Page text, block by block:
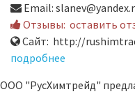
Email:
Отзывы: оставить
Сайт: http://
подробнее
ООО "РусХимтрейд"